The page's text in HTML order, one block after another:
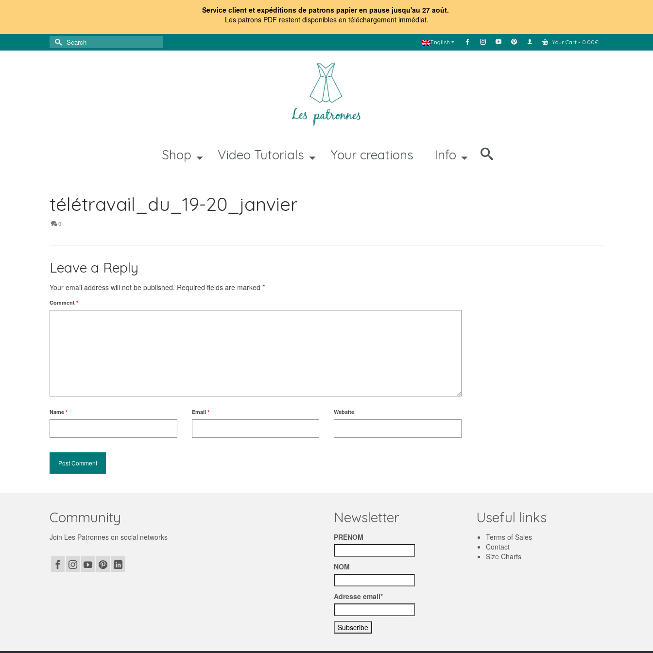
Service client et expéditions de patrons papier en pause jusqu'au 27 août.
Les patrons PDF restent disponibles en téléchargement immédiat.
English Your Cart - 0.00€
Search
for:
Shop Video Tutorials Your creations Info
télétravail_du_19-20_janvier
0
Leave a Reply
Your email address will not be published. Required fields are marked *
Comment *
Name * Email * Website
Community
Join Les Patronnes on social networks
Newsletter
PRENOM
NOM
Adresse email*
Useful links
Terms of Sales
Contact
Size Charts